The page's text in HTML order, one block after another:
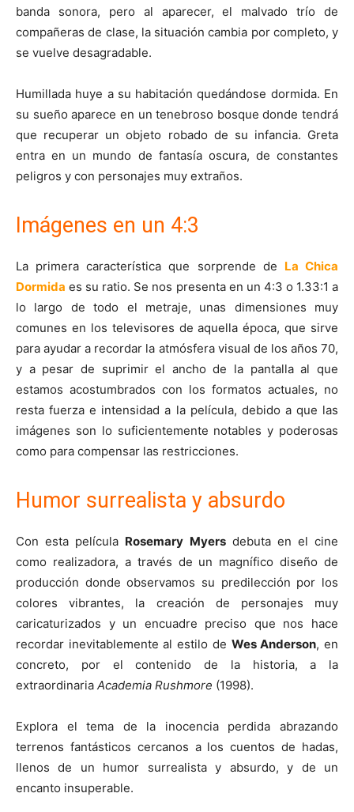
banda sonora, pero al aparecer, el malvado trío de
compañeras de clase, la situación cambia por completo, y
se vuelve desagradable.
Humillada huye a su habitación quedándose dormida. En
su sueño aparece en un tenebroso bosque donde tendrá
que recuperar un objeto robado de su infancia. Greta
entra en un mundo de fantasía oscura, de constantes
peligros y con personajes muy extraños.
Imágenes en un 4:3
La primera característica que sorprende de La Chica
Dormida es su ratio. Se nos presenta en un 4:3 o 1.33:1 a
lo largo de todo el metraje, unas dimensiones muy
comunes en los televisores de aquella época, que sirve
para ayudar a recordar la atmósfera visual de los años 70,
y a pesar de suprimir el ancho de la pantalla al que
estamos acostumbrados con los formatos actuales, no
resta fuerza e intensidad a la película, debido a que las
imágenes son lo suficientemente notables y poderosas
como para compensar las restricciones.
Humor surrealista y absurdo
Con esta película Rosemary Myersdebuta en el cine
como realizadora, a través de un magnífico diseño de
producción donde observamos su predilección por los
colores vibrantes, la creación de personajes muy
caricaturizados y un encuadre preciso que nos hace
recordar inevitablemente al estilo de Wes Anderson, en
concreto, por el contenido de la historia, a la
extraordinaria Academia Rushmore (1998).
Explora el tema de la inocencia perdida abrazando
terrenos fantásticos cercanos a los cuentos de hadas,
llenos de un humor surrealista y absurdo, y de un
encanto insuperable.